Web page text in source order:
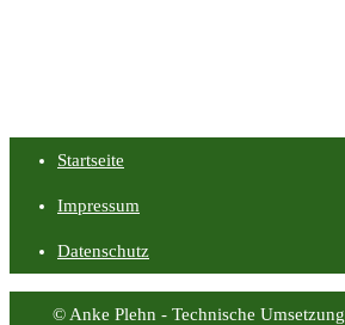
Startseite
Impressum
Datenschutz
© Anke Plehn - Technische Umsetzung